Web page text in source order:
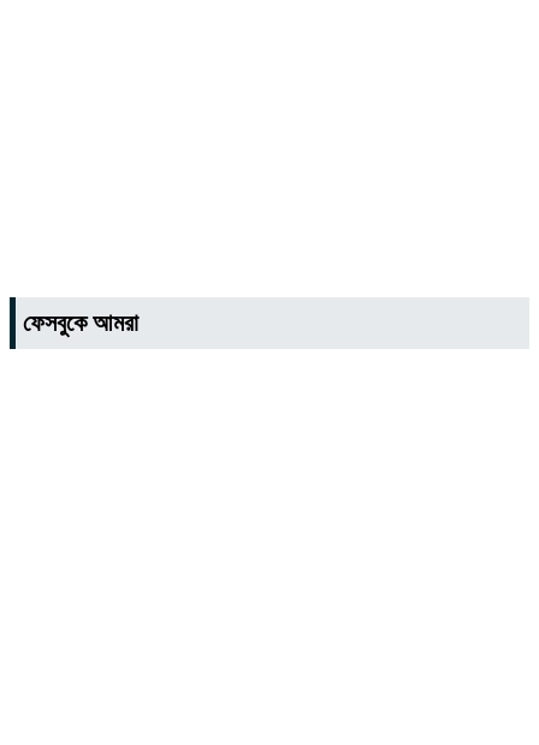
ফেসবুকে আমরা